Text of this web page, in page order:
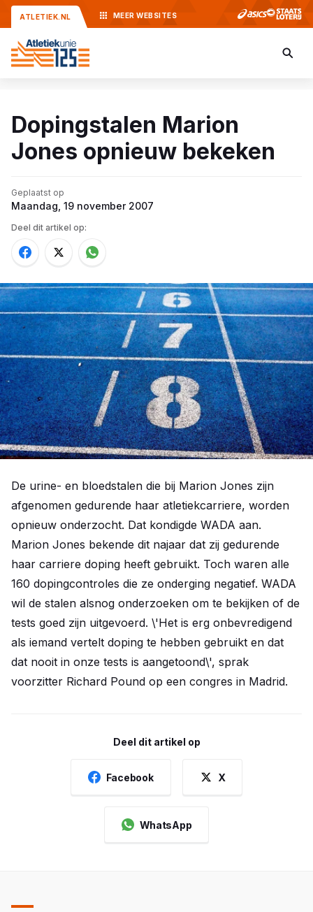
ATLETIEK.NL MEER WEBSITES
Dopingstalen Marion
Jones opnieuw bekeken
Geplaatst op
Maandag, 19 november 2007
Deel dit artikel op:
De urine- en bloedstalen die bij Marion Jones zijn
afgenomen gedurende haar atletiekcarriere, worden
opnieuw onderzocht. Dat kondigde WADA aan.
Marion Jones bekende dit najaar dat zij gedurende
haar carriere doping heeft gebruikt. Toch waren alle
160 dopingcontroles die ze onderging negatief. WADA
wil de stalen alsnog onderzoeken om te bekijken of de
tests goed zijn uitgevoerd. \'Het is erg onbevredigend
als iemand vertelt doping te hebben gebruikt en dat
dat nooit in onze tests is aangetoond\', sprak
voorzitter Richard Pound op een congres in Madrid.
Deel dit artikel op
Facebook X
WhatsApp